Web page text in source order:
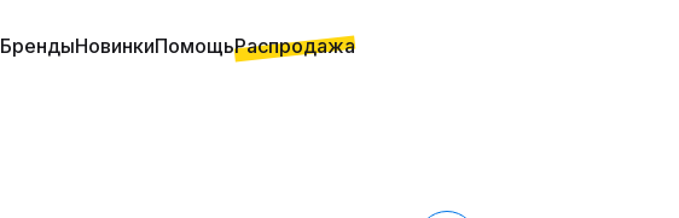
БрендыНовинкиПомощьРаспродажа